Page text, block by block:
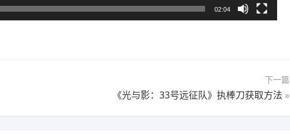
02:04
下一篇
《光与影：33号远征队》执棒刀获取方法 »